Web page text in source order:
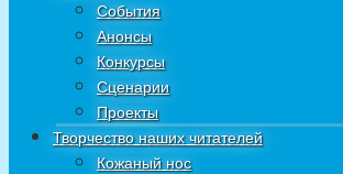
События
Анонсы
Конкурсы
Сценарии
Проекты
Творчество наших читателей
Кожаный нос